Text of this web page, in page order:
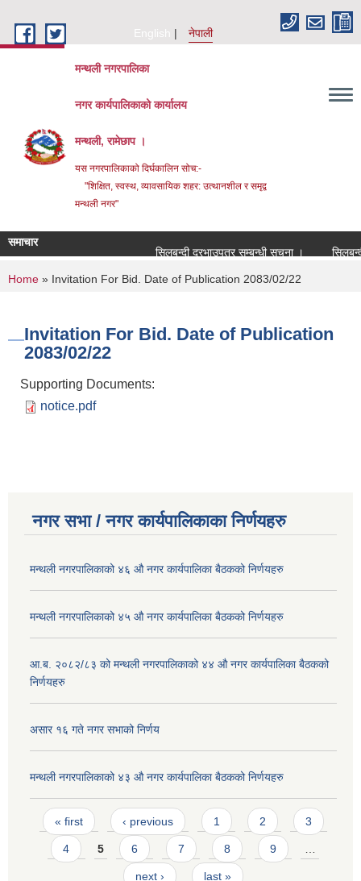
English
नेपाली
मन्थली नगरपालिका
नगर कार्यपालिकाको कार्यालय
मन्थली, रामेछाप ।
यस नगरपालिकाको दिर्घकालिन सोच:-
"शिक्षित, स्वस्थ, व्यावसायिक शहर: उत्थानशील र समृद्व
मन्थली नगर"
समाचार
सिलबन्दी दरभाउपत्र सम्बन्धी सूचना ।
You are here
Home » Invitation For Bid. Date of Publication 2083/02/22
Invitation For Bid. Date of Publication
2083/02/22
Supporting Documents:
notice.pdf
नगर सभा / नगर कार्यपालिकाका निर्णयहरु
मन्थली नगरपालिकाको ४६ औ नगर कार्यपालिका बैठकको निर्णयहरु
मन्थली नगरपालिकाको ४५ औ नगर कार्यपालिका बैठकको निर्णयहरु
आ.ब. २०८२/८३ को मन्थली नगरपालिकाको ४४ औ नगर कार्यपालिका बैठकको
निर्णयहरु
असार १६ गते नगर सभाको निर्णय
मन्थली नगरपालिकाको ४३ औ नगर कार्यपालिका बैठकको निर्णयहरु
Pages
« first ‹ previous 1 2 3
4 5 6 7 8 9
next › last »